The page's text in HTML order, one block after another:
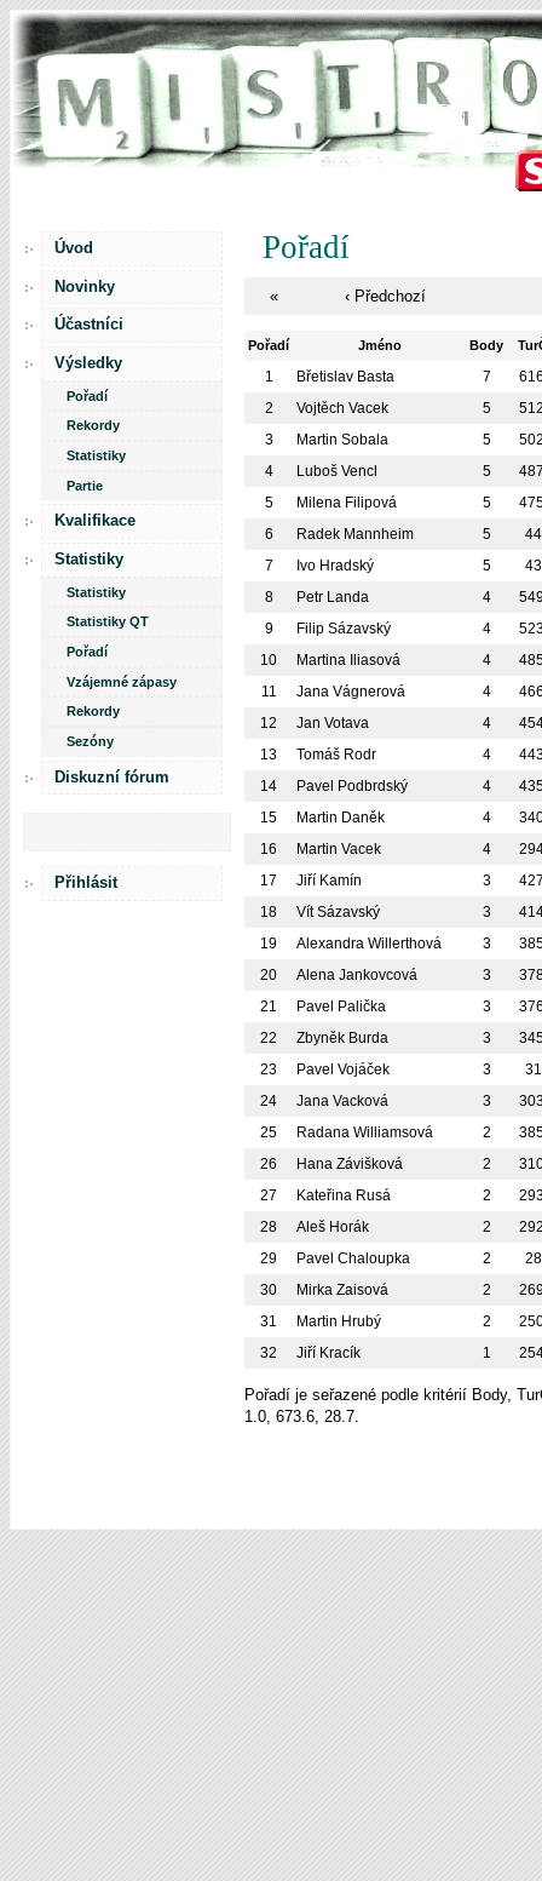
Úvod
Novinky
Účastníci
Výsledky
Pořadí
Rekordy
Statistiky
Partie
Kvalifikace
Statistiky
Statistiky
Statistiky QT
Pořadí
Vzájemné zápasy
Rekordy
Sezóny
Diskuzní fórum
Přihlásit
Pořadí
« ‹ Předchozí
Pořadí Jméno Body
1 Břetislav Basta 7
2
Vojtěch Vacek 5
3
Martin Sobala 5
4
Luboš Vencl 5
5
Milena Filipová 5
6
Radek Mannheim 5
7
Ivo Hradský 5
8
Petr Landa 4
9
Filip Sázavský 4
10
Martina Iliasová 4
11
Jana Vágnerová 4
12
Jan Votava 4
13
Tomáš Rodr 4
14
Pavel Podbrdský 4
15
Martin Daněk 4
16
Martin Vacek 4
17
Jiří Kamín 3
18
Vít Sázavský 3
19
Alexandra Willerthová 3
20
Alena Jankovcová 3
21
Pavel Palička 3
22
Zbyněk Burda 3
23
Pavel Vojáček 3
24
Jana Vacková 3
25
Radana Williamsová 2
26
Hana Závišková 2
27
Kateřina Rusá 2
28
Aleš Horák 2
29
Pavel Chaloupka 2
30
Mirka Zaisová 2
31
Martin Hrubý 2
32
Jiří Kracík 1
Pořadí je seřazené podle kritérií Body,
1.0, 673.6, 28.7.